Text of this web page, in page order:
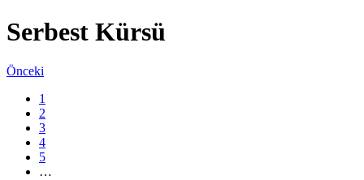
Serbest Kürsü
Önceki
1
2
3
4
5
…